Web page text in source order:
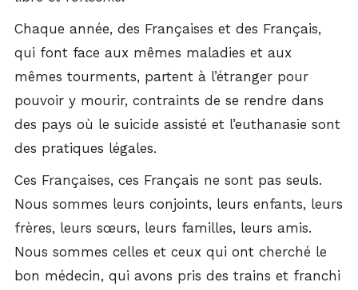
Chaque année, des Françaises et des Français,
qui font face aux mêmes maladies et aux
mêmes tourments, partent à l’étranger pour
pouvoir y mourir, contraints de se rendre dans
des pays où le suicide assisté et l’euthanasie sont
des pratiques légales.
Ces Françaises, ces Français ne sont pas seuls.
Nous sommes leurs conjoints, leurs enfants, leurs
frères, leurs sœurs, leurs familles, leurs amis.
Nous sommes celles et ceux qui ont cherché le
bon médecin, qui avons pris des trains et franchi